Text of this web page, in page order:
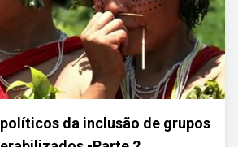
da inclusão de grupos